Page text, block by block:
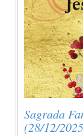
Sagrada
(28/12/